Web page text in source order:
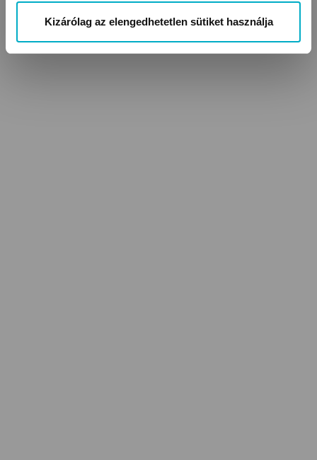
Kizárólag az elengedhetetlen sütiket használja
Kézlenyomat és
láblenyomat készítők
Könyvek kismamáknak